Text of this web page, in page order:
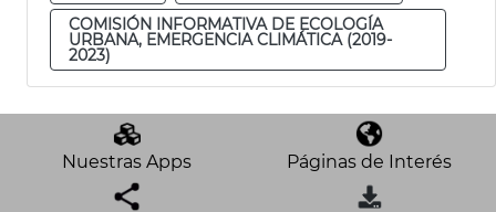
COMISIÓN INFORMATIVA DE ECOLOGÍA
URBANA, EMERGENCIA CLIMÁTICA (2019-
2023)
Nuestras Apps Páginas de Interés